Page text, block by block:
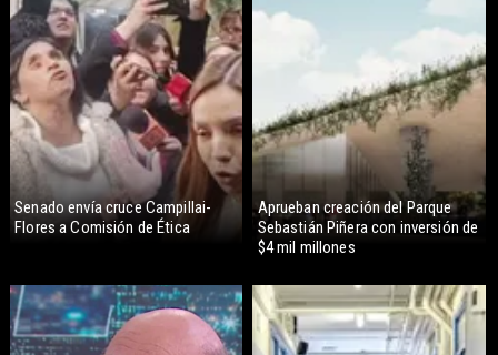
Senado envía cruce Campillai-
Flores a Comisión de Ética
Aprueban creación del Parque
Sebastián Piñera con inversión de
$4 mil millones